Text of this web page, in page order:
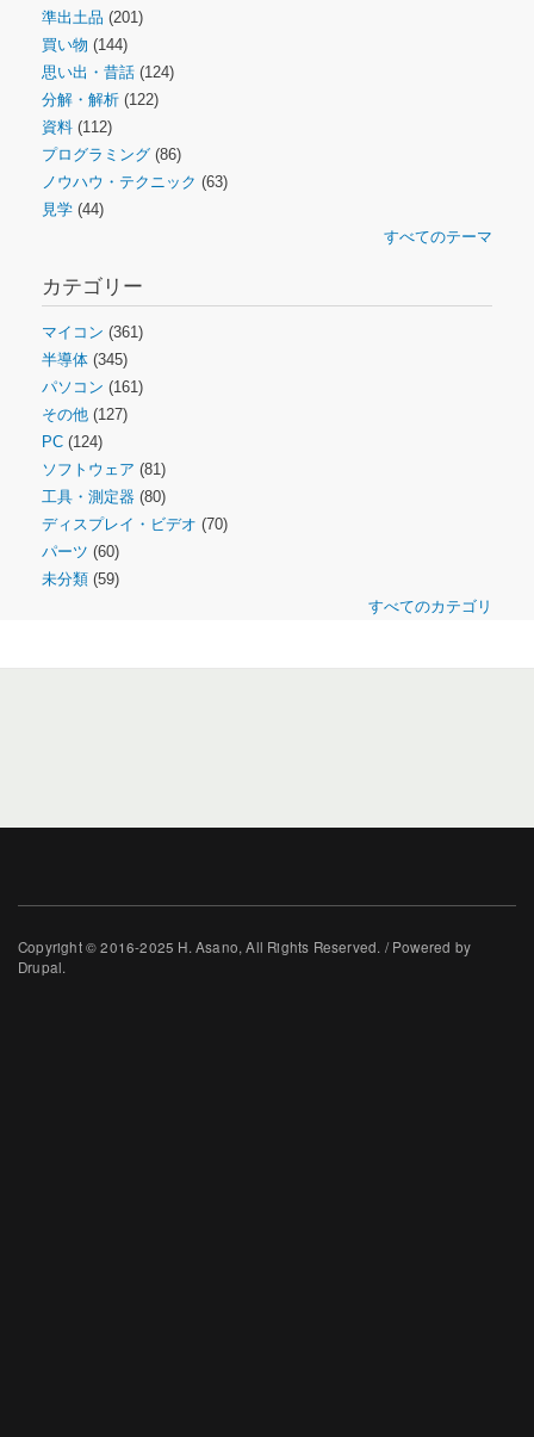
準出土品 (201)
買い物 (144)
思い出・昔話 (124)
分解・解析 (122)
資料 (112)
プログラミング (86)
ノウハウ・テクニック (63)
見学 (44)
すべてのテーマ
カテゴリー
マイコン (361)
半導体 (345)
パソコン (161)
その他 (127)
PC (124)
ソフトウェア (81)
工具・測定器 (80)
ディスプレイ・ビデオ (70)
パーツ (60)
未分類 (59)
すべてのカテゴリ
Copyright © 2016-2025 H. Asano, All Rights Reserved. / Powered by
Drupal.